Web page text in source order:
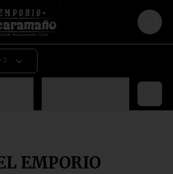
Login
EMPORIO